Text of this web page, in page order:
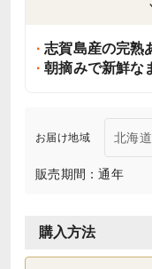
志賀島産の完熟
朝摘みで新鮮な
お届け地域
販売期間：通年
購入方法